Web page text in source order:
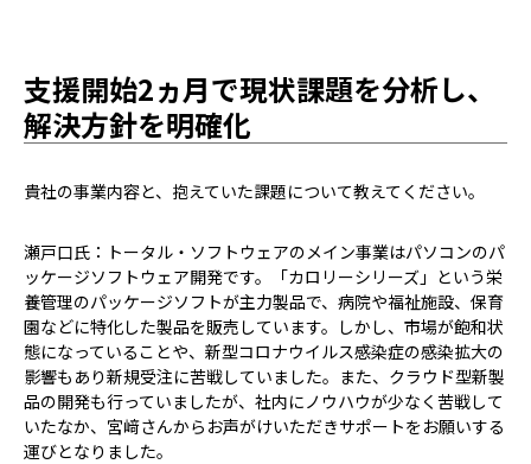
支援開始2ヵ月で現状課題を分析し、
解決方針を明確化
――貴社の事業内容と、抱えていた課題について教えてください。
瀬戸口氏：トータル・ソフトウェアのメイン事業はパソコンのパ
ッケージソフトウェア開発です。「カロリーシリーズ」という栄
養管理のパッケージソフトが主力製品で、病院や福祉施設、保育
園などに特化した製品を販売しています。しかし、市場が飽和状
態になっていることや、新型コロナウイルス感染症の感染拡大の
影響もあり新規受注に苦戦していました。また、クラウド型新製
品の開発も行っていましたが、社内にノウハウが少なく苦戦して
いたなか、宮﨑さんからお声がけいただきサポートをお願いする
運びとなりました。